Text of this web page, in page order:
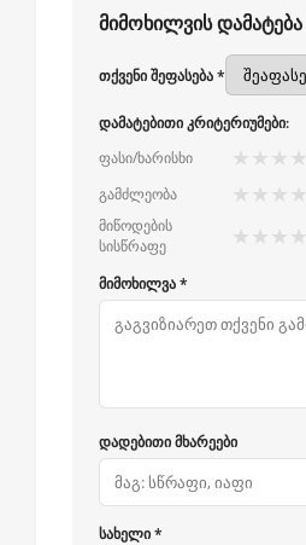
მიმოხილვის დამატება
თქვენი შეფასება *
დამატებითი კრიტერიუმები:
ფასი/ხარისხი
★ ★ ★ ★
გამძლეობა ★ ★ ★ ★
მიწოდების
სისწრაფე
★ ★ ★ ★
მიმოხილვა *
დადებითი მხარეები
სახელი *